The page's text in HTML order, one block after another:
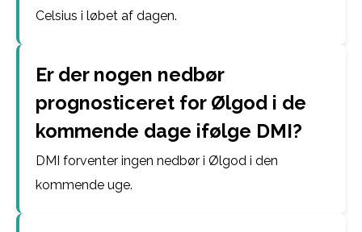
Celsius i løbet af dagen.
Er der nogen nedbør
prognosticeret for Ølgod i de
kommende dage ifølge DMI?
DMI forventer ingen nedbør i Ølgod i den
kommende uge.